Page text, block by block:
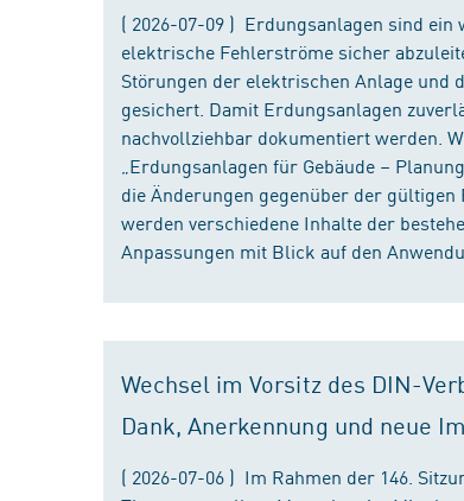
( 2026-07-09 ) Erdungsanlagen sind
elektrische Fehlerströme sicher
Störungen der elektrischen Anlage und
gesichert. Damit Erdungsanlagen
nachvollziehbar dokumentiert werden.
„Erdungsanlagen für Gebäude –
die Änderungen gegenüber der
werden verschiedene Inhalte der
Anpassungen mit Blick auf den
Wechsel im Vorsitz des DIN-
Dank, Anerkennung und neue
( 2026-07-06 ) Im Rahmen der 146.